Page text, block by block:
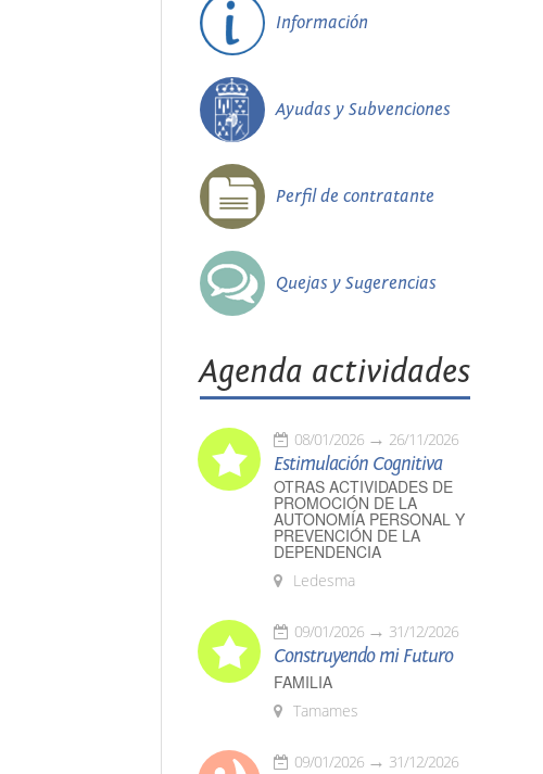
Información
Ayudas y Subvenciones
Perfil de contratante
Quejas y Sugerencias
Agenda actividades
08/01/2026 26/11/2026
Estimulación Cognitiva
OTRAS ACTIVIDADES DE
PROMOCIÓN DE LA
AUTONOMÍA PERSONAL Y
PREVENCIÓN DE LA
DEPENDENCIA
Ledesma
09/01/2026 31/12/2026
Construyendo mi Futuro
FAMILIA
Tamames
09/01/2026 31/12/2026